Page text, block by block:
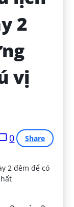
2
vị
0 Share